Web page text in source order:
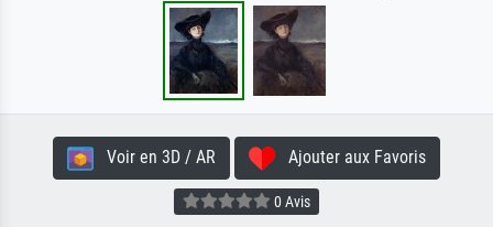
Voir en 3D / AR Ajouter aux Favoris
0 Avis